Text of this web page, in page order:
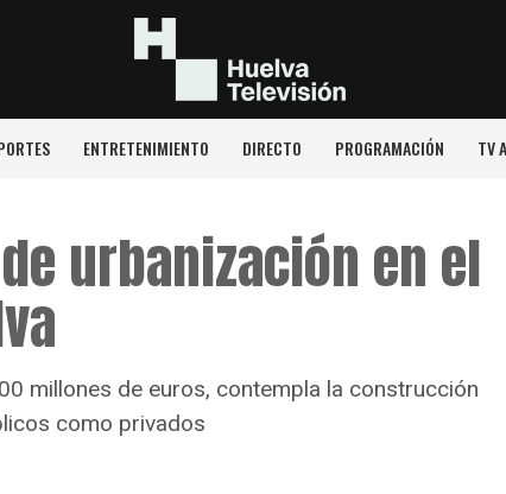
ENTRETENIMIENTO DIRECTO PROGRAMACIÓN TV
urbanización en el
millones de euros, contempla la construcción
como privados